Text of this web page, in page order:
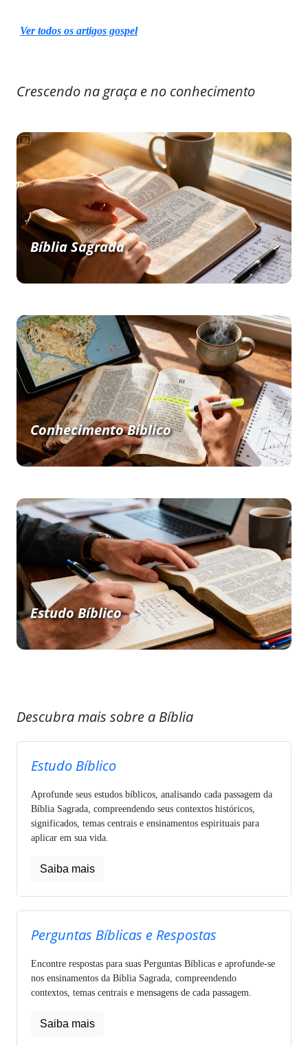
Ver todos os artigos gospel
Crescendo na graça e no conhecimento
Bíblia Sagrada
Conhecimento Bíblico
Estudo Bíblico
Descubra mais sobre a Bíblia
Estudo Bíblico
Aprofunde seus estudos bíblicos, analisando cada passagem da
Bíblia Sagrada, compreendendo seus contextos históricos,
significados, temas centrais e ensinamentos espirituais para
aplicar em sua vida.
Saiba mais
Perguntas Bíblicas e Respostas
Encontre respostas para suas Perguntas Bíblicas e aprofunde-se
nos ensinamentos da Bíblia Sagrada, compreendendo
contextos, temas centrais e mensagens de cada passagem.
Saiba mais